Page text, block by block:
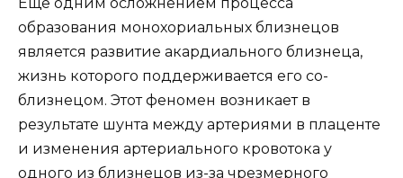
образования монохориальных близнецов
является развитие акардиального близнеца,
жизнь которого поддерживается его со-
близнецом. Этот феномен возникает в
результате шунта между артериями в плаценте
и изменения артериального кровотока у
одного из близнецов из-за чрезмерного